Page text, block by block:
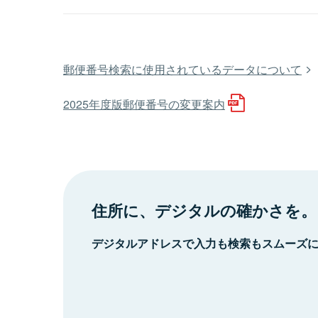
郵便番号検索に使用されているデータについて
2025年度版郵便番号の変更案内
住所に、デジタルの確かさを。
デジタルアドレスで入力も検索もスムーズ